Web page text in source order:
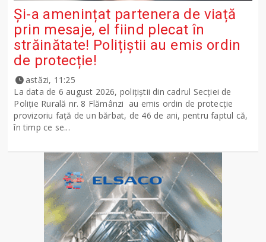
Și-a amenințat partenera de viață
prin mesaje, el fiind plecat în
străinătate! Polițiștii au emis ordin
de protecție!
astăzi, 11:25
La data de 6 august 2026, polițiștii din cadrul Secției de
Poliție Rurală nr. 8 Flămânzi au emis ordin de protecție
provizoriu față de un bărbat, de 46 de ani, pentru faptul că,
în timp ce se...